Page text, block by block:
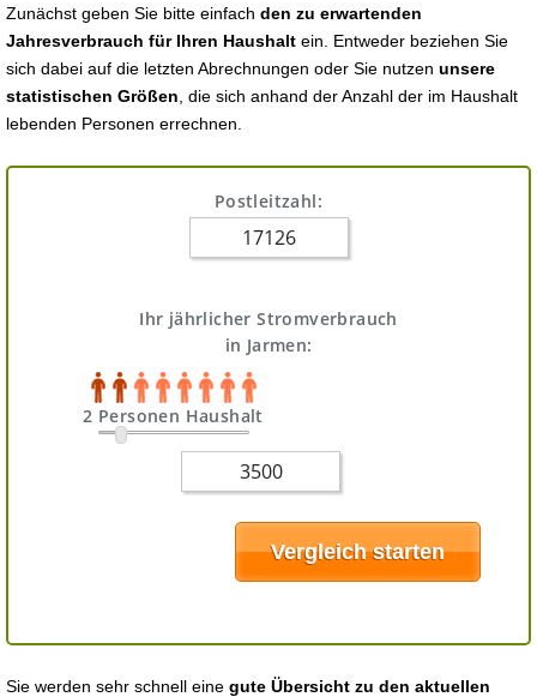
Zunächst geben Sie bitte einfach den zu erwartenden
Jahresverbrauch für Ihren Haushalt ein. Entweder beziehen Sie
sich dabei auf die letzten Abrechnungen oder Sie nutzen unsere
statistischen Größen , die sich anhand der Anzahl der im Haushalt
lebenden Personen errechnen.
Postleitzahl:
Ihr jährlicher Stromverbrauch
in Jarmen:
2 Personen Haushalt
Sie werden sehr schnell eine gute Übersicht zu den aktuellen